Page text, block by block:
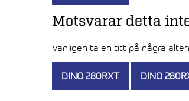
Motsvarar detta
Vänligen ta en titt på några
DINO 280RXT DINO